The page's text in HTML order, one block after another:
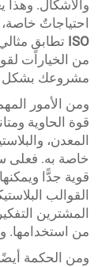
والأشكال. وهذا
احتياجاتٌ
ISO تطابقٍ
من الخيارات
مشروعك بشكل
ومن الأمور
قوة الحاوية
المعدن،
خاصة به. فعلى
قوية جدًّا
القوالب
المشترين
من استخدامها.
ومن الحكمة